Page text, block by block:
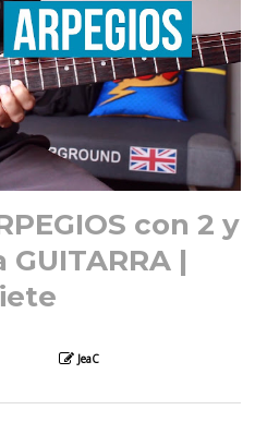
con 2 y
|
JeaC